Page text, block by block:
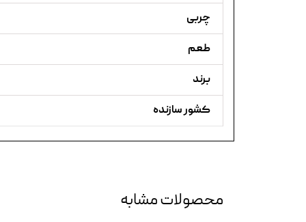
چربی
طعم
برند
کشور سازنده
محصولات مشابه